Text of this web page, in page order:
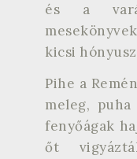
és a
kicsi
Pihe a
meleg,
fenyőágak
őt